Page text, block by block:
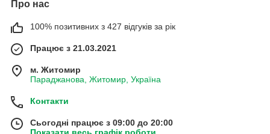
Про нас
100% позитивних з 427 відгуків за рік
Працює з 21.03.2021
м. Житомир
Параджанова, Житомир, Україна
Контакти
Сьогодні працює з 09:00 до 20:00